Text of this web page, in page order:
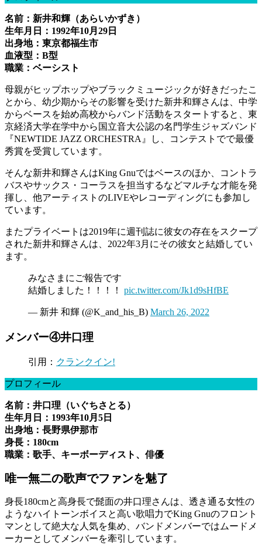
名前：新井和輝（あらいかずき）
生年月日：1992年10月29日
出身地：東京都福生市
血液型：B型
職業：ベーシスト
母親がヒップホップやブラックミュージックが好きだったこ
とから、幼少期からその影響を受けた新井和輝さんは、中学
からベースを始め高校からバンド活動をスタートすると、東
京経済大学在学中から国立音大公認の名門学生ジャズバンド
『NEWTIDE JAZZ ORCHESTRA』し、コンテストでで最優
秀賞を受賞しています。
そんな新井和輝さんはKing Gnuではベースのほか、コントラ
バスやサックス・コーラスを担当するなどマルチな才能を発
揮し、他アーティストのLIVEやレコーディングにも参加し
ています。
またプライベートは2019年に週刊誌に彼女の存在をスクープ
された新井和輝さんは、2022年3月にその彼女と結婚してい
ます。
みなさまにご報告です
結婚しました！！！！ pic.twitter.com/Jk1d9sHfBE
— 新井 和輝 (@K_and_his_B) March 26, 2022
メンバー④井口理
引用： クランクイン!
プロフィール
名前：井口理（いぐちさとる）
生年月日：1993年10月5日
出身地：長野県伊那市
身長：180cm
職業：歌手、キーボーディスト、俳優
唯一無二の歌声でファンを魅了
身長180cmと高身長で髭面の井口理さんは、透き通る女性の
ようなハイトーンボイスと高い歌唱力でKing Gnuのフロント
マンとして絶大な人気を集め、バンドメンバーではムードメ
ーカーとしてメンバーを牽引しています。